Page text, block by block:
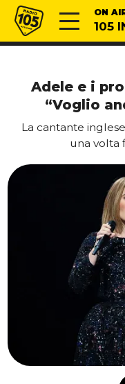
Vai al contenuto
Radio 105 ON
105
Adele e i
“Voglio
La cantante
una volta